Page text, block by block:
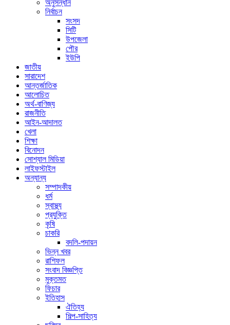
অনুসন্ধান
নির্বাচন
সংসদ
সিটি
উপজেলা
পৌর
ইউপি
জাতীয়
সারাদেশ
আন্তর্জাতিক
আলোচিত
অর্থ-বাণিজ্য
রাজনীতি
আইন-আদালত
খেলা
শিক্ষা
বিনোদন
সোশ্যাল মিডিয়া
লাইফস্টাইল
অন্যান্য
সম্পাদকীয়
ধর্ম
স্বাস্থ্য
প্রযুক্তি
কৃষি
চাকরি
বদলি-পদায়ন
ভিন্ন খবর
রাশিফল
সংবাদ বিজ্ঞপ্তি
মুক্তমত
ফিচার
ইতিহাস
ঐতিহ্য
শিল্প-সাহিত্য